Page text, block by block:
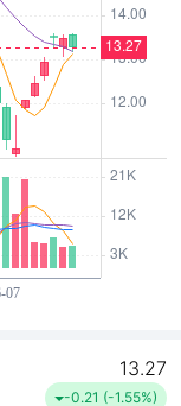
13.27
-0.21 (-1.55%)